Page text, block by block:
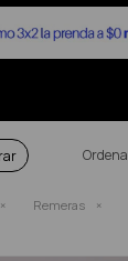
EN
Remeras